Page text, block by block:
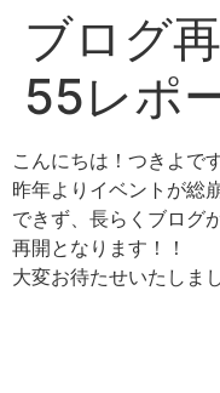
ブログ
55レポ
こんにちは！つきよです
昨年よりイベントが総
できず、長らくブログ
再開となります！！
大変お待たせいたしま